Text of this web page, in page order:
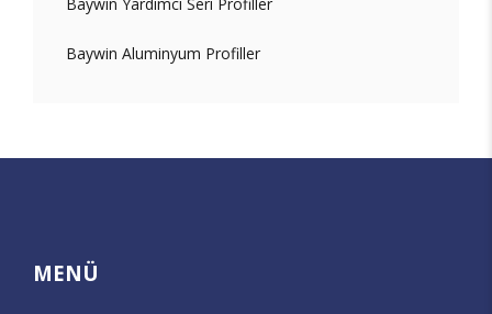
Baywin Aluminyum Profiller
MENÜ